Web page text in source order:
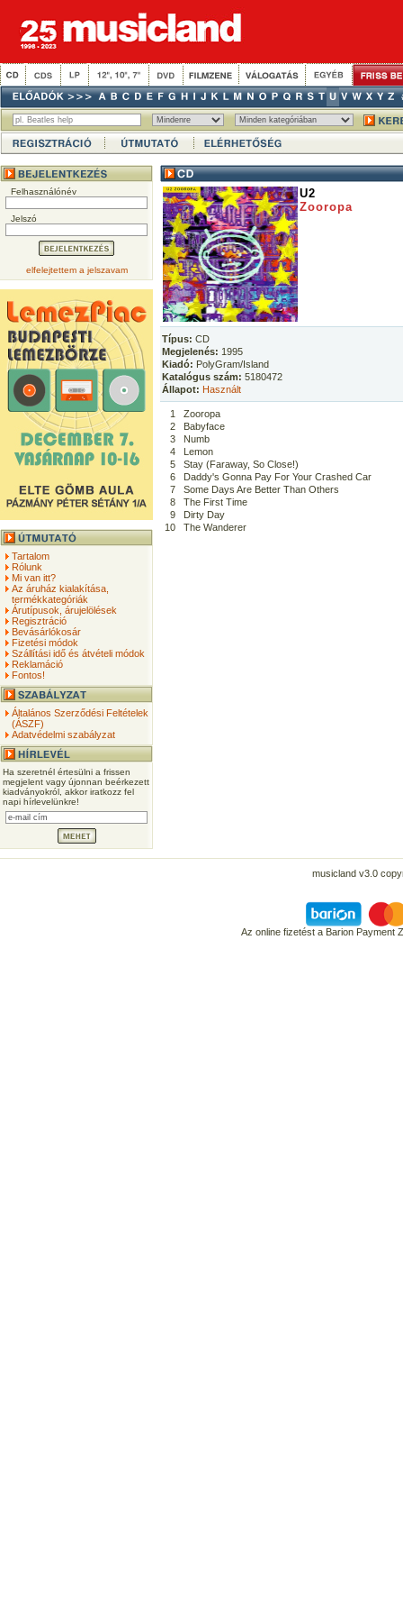
Felhasználónév
Jelszó
elfelejtettem a jelszavam
Tartalom
Rólunk
Mi van itt?
Az áruház kialakítása,
termékkategóriák
Árutípusok, árujelölések
Regisztráció
Bevásárlókosár
Fizetési módok
Szállítási idő és átvételi módok
Reklamáció
Fontos!
Általános Szerződési Feltételek
(ÁSZF)
Adatvédelmi szabályzat
Ha szeretnél értesülni a frissen
megjelent vagy újonnan beérkezett
kiadványokról, akkor iratkozz fel
napi hírlevelünkre!
U2
Zooropa
Típus: CD
Megjelenés: 1995
Kiadó: PolyGram/Island
Katalógus szám: 5180472
Állapot: Használt
1
Zooropa
2
Babyface
3
Numb
4
Lemon
5
Stay (Faraway, So Close!)
6
Daddy's Gonna Pay For Your Crashed Car
7
Some Days Are Better Than Others
8
The First Time
9
Dirty Day
10
The Wanderer
musicland v3.0
Az online fizetést a Barion Payment